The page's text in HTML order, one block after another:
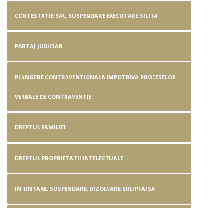
CONTESTATIE SAU SUSPENDARE EXECUTARE SILITA
PARTAJ JUDICIAR
PLANGERE CONTRAVENTIONALA IMPOTRIVA PROCESELOR
VERBALE DE CONTRAVENTIE
DREPTUL FAMILIEI
DREPTUL PROPRIETATII INTELECTUALE
INFIINTARE, SUSPENDARE, DIZOLVARE SRL/PFA/SA